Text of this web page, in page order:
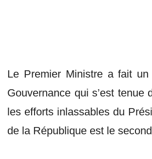
Le Premier Ministre a fait
Gouvernance qui s’est
les efforts inlassables du
de la République est le